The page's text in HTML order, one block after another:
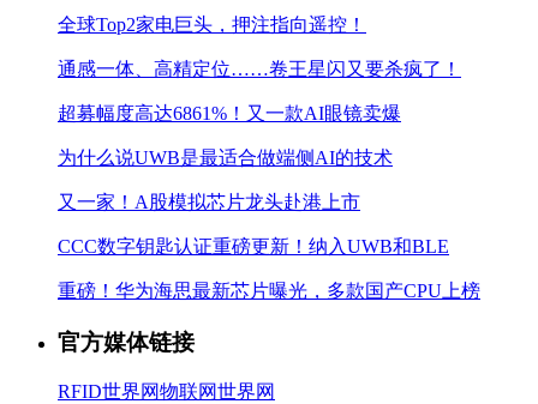
全球Top2家电巨头，押注指向遥控！
通感一体、高精定位……卷王星闪又要杀疯了！
超募幅度高达6861%！又一款AI眼镜卖爆
为什么说UWB是最适合做端侧AI的技术
又一家！A股模拟芯片龙头赴港上市
CCC数字钥匙认证重磅更新！纳入UWB和BLE
重磅！华为海思最新芯片曝光，多款国产CPU上榜
官方媒体链接
RFID世界网物联网世界网